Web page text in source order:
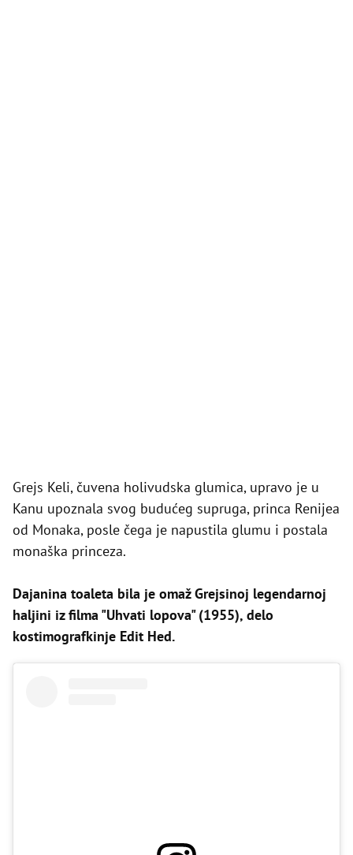
Grejs Keli, čuvena holivudska glumica, upravo je u
Kanu upoznala svog budućeg supruga, princa Renijea
od Monaka, posle čega je napustila glumu i postala
monaška princeza.
Dajanina toaleta bila je omaž Grejsinoj legendarnoj
haljini iz filma "Uhvati lopova" (1955), delo
kostimografkinje Edit Hed.